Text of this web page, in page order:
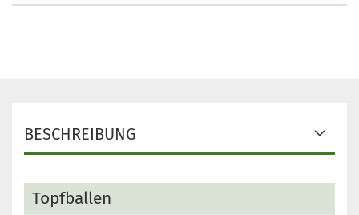
BESCHREIBUNG
Topfballen